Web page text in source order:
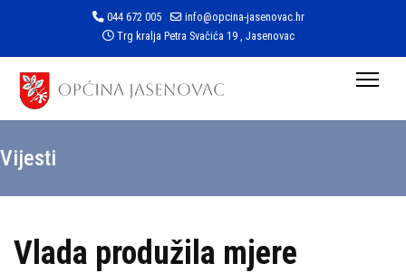
044 672 005
info@opcina-jasenovac.hr
Trg kralja Petra Svačića 19 , Jasenovac
Vijesti
Vlada produžila mjere